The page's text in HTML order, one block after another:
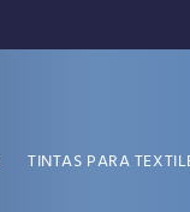
TINTAS PARA